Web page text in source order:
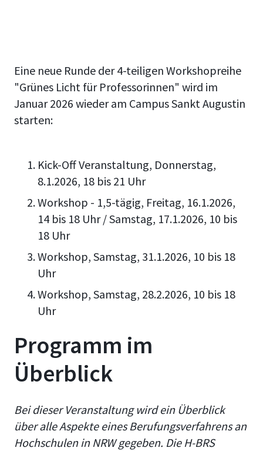
Eine neue Runde der 4-teiligen Workshopreihe
"Grünes Licht für Professorinnen" wird im
Januar 2026 wieder am Campus Sankt Augustin
starten:
Kick-Off Veranstaltung, Donnerstag,
8.1.2026, 18 bis 21 Uhr
Workshop - 1,5-tägig, Freitag, 16.1.2026,
14 bis 18 Uhr / Samstag, 17.1.2026, 10 bis
18 Uhr
Workshop, Samstag, 31.1.2026, 10 bis 18
Uhr
Workshop, Samstag, 28.2.2026, 10 bis 18
Uhr
Programm im
Überblick
Bei dieser Veranstaltung wird ein Überblick
über alle Aspekte eines Berufungsverfahrens an
Hochschulen in NRW gegeben. Die H-BRS